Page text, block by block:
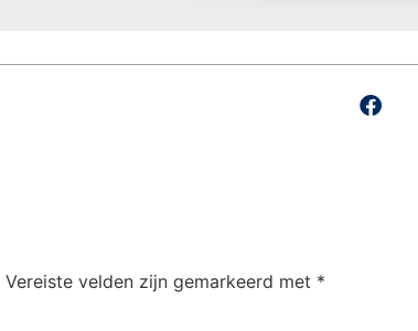
Vereiste velden zijn gemarkeerd met *